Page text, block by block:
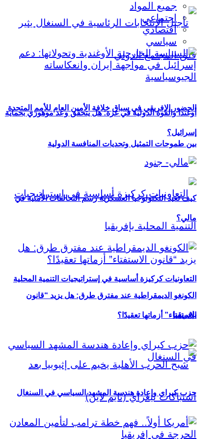
الحضور الإفريقي في سباق خلافة الأمين العام للأمم المتحدة
بين طموحات التمثيل وتحديات المنافسة الدولية
التعاونيات كركيزة أساسية في إستراتيجيات التنمية المحلية
بإفريقيا
جميع المواد
اجتماعي
اقتصادي
سياسي
أوغندا والقوة الدولية في غزة: هل يتحقق وعد موهوزي بحماية
إسرائيل؟
كيف تعيد التكنولوجيا العسكرية رسم التحالفات الأمنية في
مالي؟
الكونغو الديمقراطية عند مفترق طرق: هل يزيد “قانون
الاستفتاء” أزماتها تعقيدًا؟
حزب كيراي وإعادة هندسة المشهد السياسي في السنغال